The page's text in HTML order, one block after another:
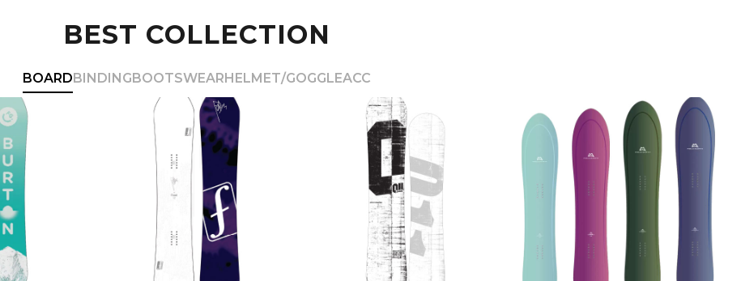
BEST COLLECTION
BOARDBINDINGBOOTSWEARHELMET/GOGGLEACC